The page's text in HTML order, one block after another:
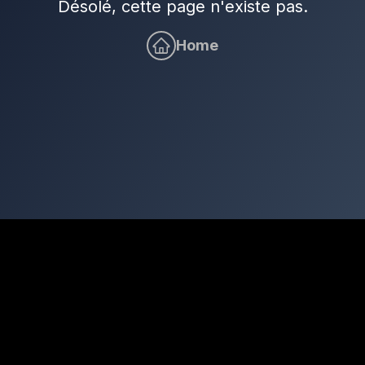
Désolé, cette page n'existe pas.
Home